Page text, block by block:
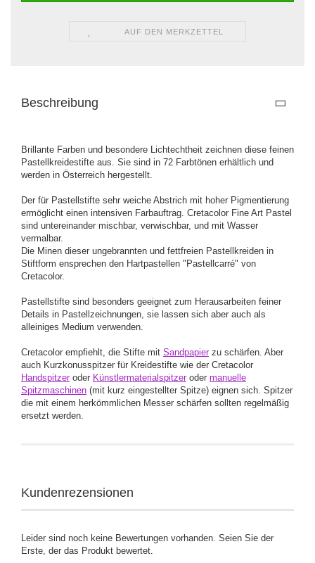
AUF DEN MERKZETTEL
Beschreibung
Brillante Farben und besondere Lichtechtheit zeichnen diese feinen
Pastellkreidestifte aus. Sie sind in 72 Farbtönen erhältlich und
werden in Österreich hergestellt.
Der für Pastellstifte sehr weiche Abstrich mit hoher Pigmentierung
ermöglicht einen intensiven Farbauftrag. Cretacolor Fine Art Pastel
sind untereinander mischbar, verwischbar, und mit Wasser
vermalbar.
Die Minen dieser ungebrannten und fettfreien Pastellkreiden in
Stiftform ensprechen den Hartpastellen "Pastellcarré" von
Cretacolor.
Pastellstifte sind besonders geeignet zum Herausarbeiten feiner
Details in Pastellzeichnungen, sie lassen sich aber auch als
alleiniges Medium verwenden.
Cretacolor empfiehlt, die Stifte mit Sandpapier zu schärfen. Aber
auch Kurzkonusspitzer für Kreidestifte wie der Cretacolor
Handspitzer oder Künstlermaterialspitzer oder manuelle
Spitzmaschinen (mit kurz eingestellter Spitze) eignen sich. Spitzer
die mit einem herkömmlichen Messer schärfen sollten regelmäßig
ersetzt werden.
Kundenrezensionen
Leider sind noch keine Bewertungen vorhanden. Seien Sie der
Erste, der das Produkt bewertet.